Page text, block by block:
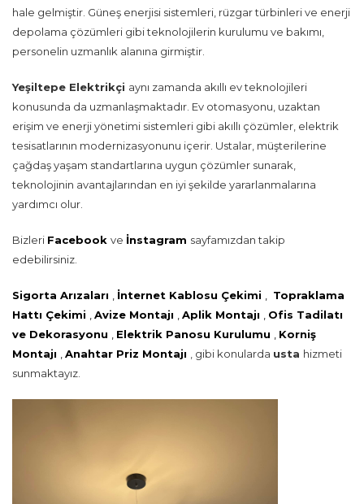
hale gelmiştir. Güneş enerjisi sistemleri, rüzgar türbinleri ve enerji
depolama çözümleri gibi teknolojilerin kurulumu ve bakımı,
personelin uzmanlık alanına girmiştir.
Yeşiltepe Elektrikçi aynı zamanda akıllı ev teknolojileri
konusunda da uzmanlaşmaktadır. Ev otomasyonu, uzaktan
erişim ve enerji yönetimi sistemleri gibi akıllı çözümler, elektrik
tesisatlarının modernizasyonunu içerir. Ustalar, müşterilerine
çağdaş yaşam standartlarına uygun çözümler sunarak,
teknolojinin avantajlarından en iyi şekilde yararlanmalarına
yardımcı olur.
Bizleri Facebook ve İnstagram sayfamızdan takip
edebilirsiniz.
Sigorta Arızaları İnternet Kablosu Çekimi
Topraklama
Hattı Çekimi
Avize Montajı Aplik Montajı
Ofis Tadilatı
ve Dekorasyonu
Elektrik Panosu Kurulumu
Korniş
Montajı
Anahtar Priz Montajı , gibi konularda usta hizmeti
sunmaktayız.